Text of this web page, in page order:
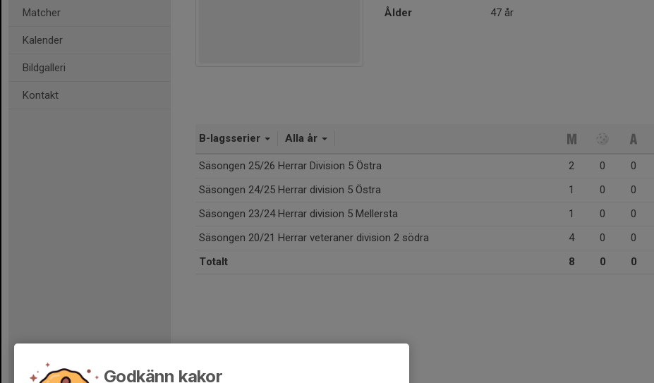
Matcher
Kalender
Bildgalleri
Kontakt
Ålder
47 år
B-lagsserier Alla år
Säsongen 25/26 Herrar Division 5 Östra 2 0 0
Säsongen 24/25 Herrar division 5 Östra
1 0 0
Säsongen 23/24 Herrar division 5 Mellersta
1 0 0
Säsongen 20/21 Herrar veteraner division 2 södra
4 0 0
Totalt
8 0 0
Godkänn kakor